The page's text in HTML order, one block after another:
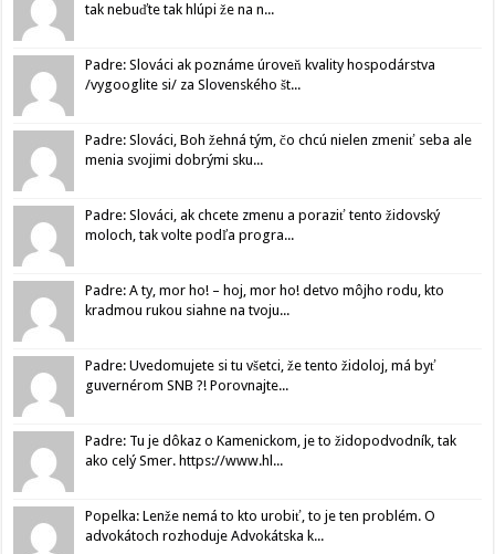
tak nebuďte tak hlúpi že na n...
Padre: Slováci ak poznáme úroveň kvality hospodárstva
/vygooglite si/ za Slovenského št...
Padre: Slováci, Boh žehná tým, čo chcú nielen zmeniť seba ale
menia svojimi dobrými sku...
Padre: Slováci, ak chcete zmenu a poraziť tento židovský
moloch, tak volte podľa progra...
Padre: A ty, mor ho! – hoj, mor ho! detvo môjho rodu, kto
kradmou rukou siahne na tvoju...
Padre: Uvedomujete si tu všetci, že tento židoloj, má byť
guvernérom SNB ?! Porovnajte...
Padre: Tu je dôkaz o Kamenickom, je to židopodvodník, tak
ako celý Smer. https://www.hl...
Popelka: Lenže nemá to kto urobiť, to je ten problém. O
advokátoch rozhoduje Advokátska k...